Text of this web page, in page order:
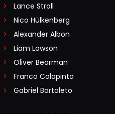
Lance Stroll
Nico Hülkenberg
Alexander Albon
Liam Lawson
Oliver Bearman
Franco Colapinto
Gabriel Bortoleto